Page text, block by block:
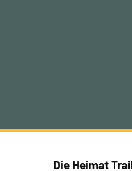
Die Heimat